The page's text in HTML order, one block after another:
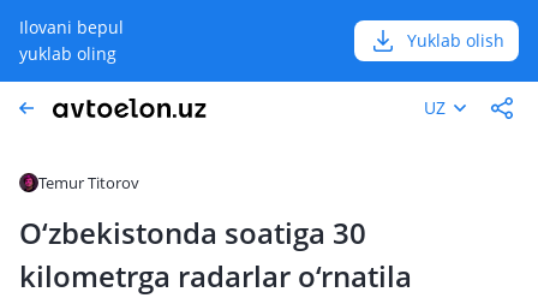
Ilovani bepul
yuklab oling
Yuklab olish
UZ
Temur Titorov
O‘zbekistonda soatiga 30
kilometrga radarlar o‘rnatila